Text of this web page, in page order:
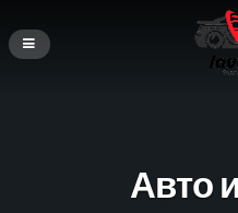
Авто